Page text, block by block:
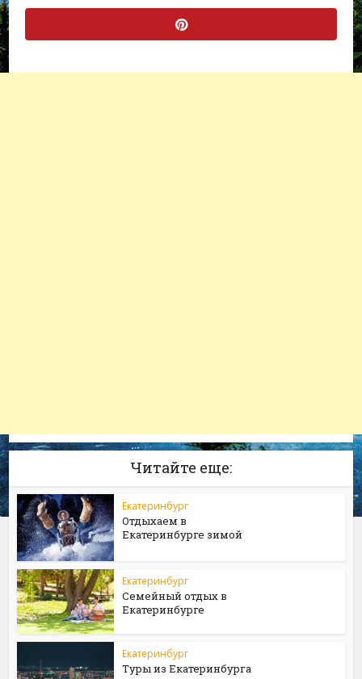
Читайте еще:
Екатеринбург
Отдыхаем в
Екатеринбурге зимой
Екатеринбург
Семейный отдых в
Екатеринбурге
Екатеринбург
Туры из Екатеринбурга